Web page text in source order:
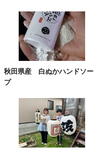
秋田県産 白ぬかハンドソー
プ